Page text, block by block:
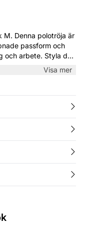
är
passform och
och arbete. Styla den
lösa byxor för en
Visa mer